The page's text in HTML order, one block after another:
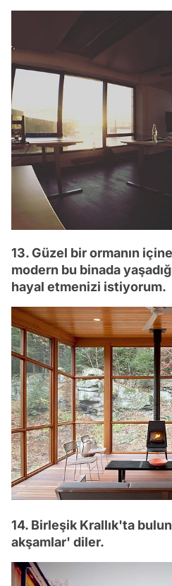
13. Güzel bir ormanın
modern bu binada
hayal etmenizi istiyorum.
14. Birleşik Krallık'ta
akşamlar' diler.